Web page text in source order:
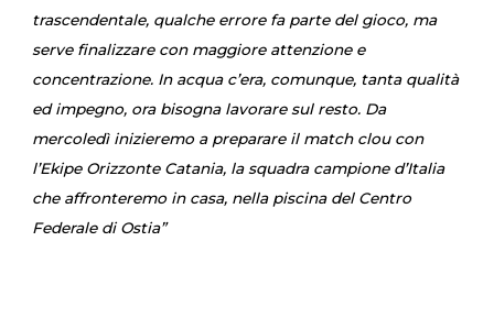
trascendentale, qualche errore fa parte del gioco, ma
serve finalizzare con maggiore attenzione e
concentrazione. In acqua c’era, comunque, tanta qualità
ed impegno, ora bisogna lavorare sul resto. Da
mercoledì inizieremo a preparare il match clou con
l’Ekipe Orizzonte Catania, la squadra campione d’Italia
che affronteremo in casa, nella piscina del Centro
Federale di Ostia”